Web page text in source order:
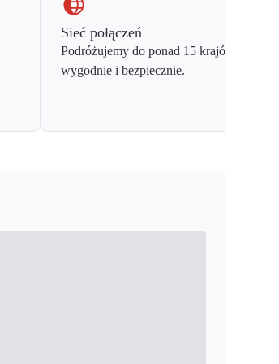
Sieć połączeń
Podróżujemy do ponad 15 krajów Europy
wygodnie i bezpiecznie.